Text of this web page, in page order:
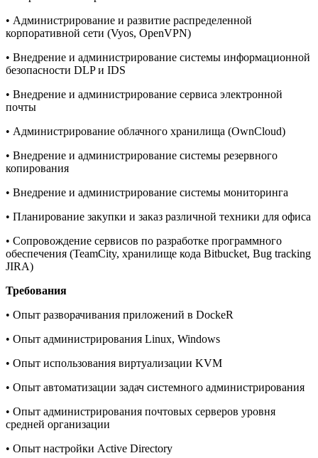
• Администрирование и развитие распределенной
корпоративной сети (Vyos, OpenVPN)
• Внедрение и администрирование системы информационной
безопасности DLP и IDS
• Внедрение и администрирование сервиса электронной
почты
• Администрирование облачного хранилища (OwnCloud)
• Внедрение и администрирование системы резервного
копирования
• Внедрение и администрирование системы мониторинга
• Планирование закупки и заказ различной техники для офиса
• Сопровождение сервисов по разработке программного
обеспечения (TeamCity, хранилище кода Bitbucket, Bug tracking
JIRA)
Требования
• Опыт разворачивания приложений в DockeR
• Опыт администрирования Linux, Windows
• Опыт использования виртуализации KVM
• Опыт автоматизации задач системного администрирования
• Опыт администрирования почтовых серверов уровня
средней организации
• Опыт настройки Active Directory